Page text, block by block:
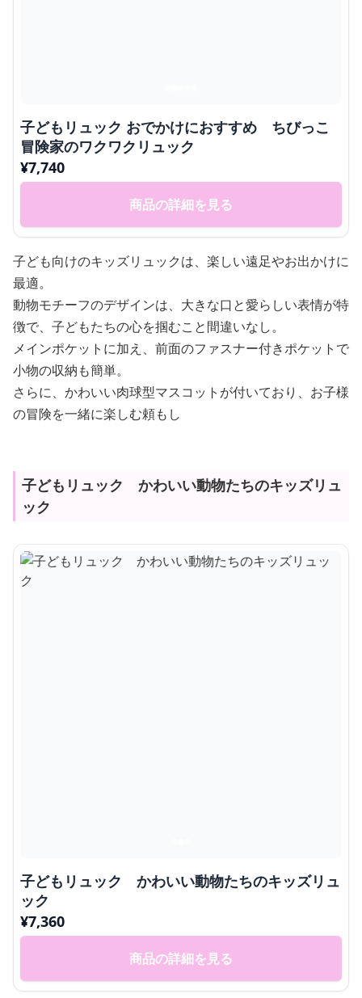
子どもリュック おでかけにおすすめ ちびっこ
冒険家のワクワクリュック
¥7,740
商品の詳細を見る
子ども向けのキッズリュックは、楽しい遠足やお出かけに
最適。
動物モチーフのデザインは、大きな口と愛らしい表情が特
徴で、子どもたちの心を掴むこと間違いなし。
メインポケットに加え、前面のファスナー付きポケットで
小物の収納も簡単。
さらに、かわいい肉球型マスコットが付いており、お子様
の冒険を一緒に楽しむ頼もし
子どもリュック かわいい動物たちのキッズリュ
ック
子どもリュック かわいい動物たちのキッズリュ
ック
¥7,360
商品の詳細を見る